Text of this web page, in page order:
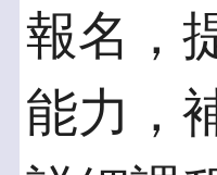
報名，
能力，